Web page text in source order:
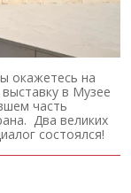
окажетесь на
в Музее
часть
Два великих
состоялся!